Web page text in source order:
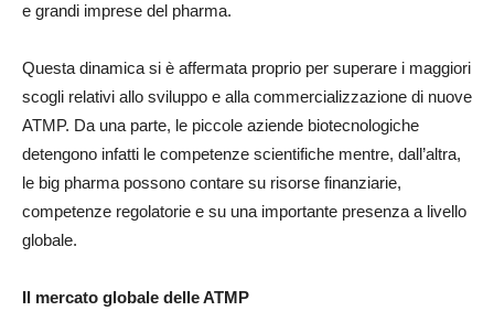
e grandi imprese del pharma.
Questa dinamica si è affermata proprio per superare i maggiori
scogli relativi allo sviluppo e alla commercializzazione di nuove
ATMP. Da una parte, le piccole aziende biotecnologiche
detengono infatti le competenze scientifiche mentre, dall’altra,
le big pharma possono contare su risorse finanziarie,
competenze regolatorie e su una importante presenza a livello
globale.
Il mercato globale delle ATMP